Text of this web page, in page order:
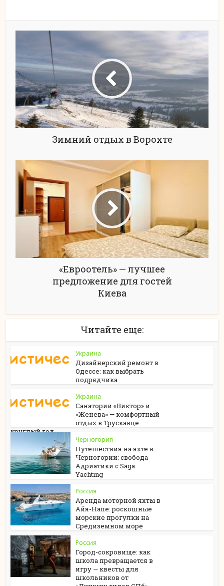
Зимний отдых в Ворохте
«Евроотель» — лучшее
предложение для гостей
Киева
Читайте еще:
Украина
Дизайнерский ремонт в
Одессе: как выбрать
подрядчика
Украина
Санатории «Виктор» и
«Женева» — комфортный
отдых в Трускавце
круглый год
Черногория
Путешествия на яхте в
Черногории: свобода
Адриатики с Saga
Yachting
Россия
Аренда моторной яхты в
Айя-Напе: роскошные
морские прогулки на
Средиземном море
Россия
Город-сокровище: как
школа превращается в
игру — квесты для
школьников от